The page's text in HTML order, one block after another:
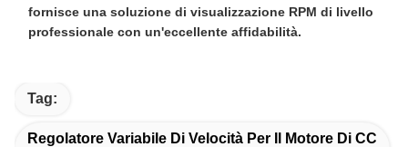
fornisce una soluzione di visualizzazione RPM di livello
professionale con un'eccellente affidabilità.
Tag:
Regolatore Variabile Di Velocità Per Il Motore Di CC